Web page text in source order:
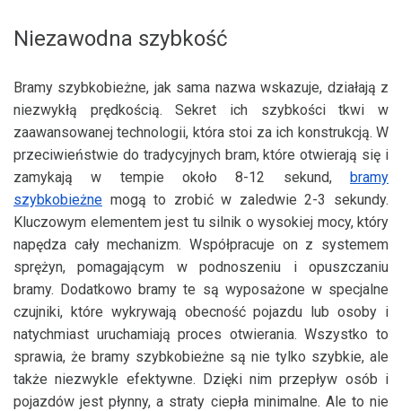
Niezawodna szybkość
Bramy szybkobieżne, jak sama nazwa wskazuje, działają z
niezwykłą prędkością. Sekret ich szybkości tkwi w
zaawansowanej technologii, która stoi za ich konstrukcją. W
przeciwieństwie do tradycyjnych bram, które otwierają się i
zamykają w tempie około 8-12 sekund, bramy
szybkobieżne mogą to zrobić w zaledwie 2-3 sekundy.
Kluczowym elementem jest tu silnik o wysokiej mocy, który
napędza cały mechanizm. Współpracuje on z systemem
sprężyn, pomagającym w podnoszeniu i opuszczaniu
bramy. Dodatkowo bramy te są wyposażone w specjalne
czujniki, które wykrywają obecność pojazdu lub osoby i
natychmiast uruchamiają proces otwierania. Wszystko to
sprawia, że bramy szybkobieżne są nie tylko szybkie, ale
także niezwykle efektywne. Dzięki nim przepływ osób i
pojazdów jest płynny, a straty ciepła minimalne. Ale to nie